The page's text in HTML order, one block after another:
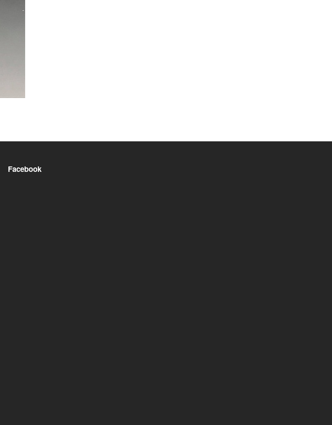
Facebook